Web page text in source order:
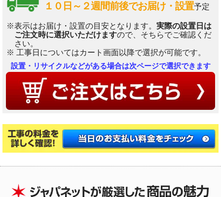
１０日～２週間前後でお届け・設置予定
※表示はお届け・設置の目安となります。 実際の設置日は
ご注文時に選択いただけますので、そちらでご確認くだ
さい。
※ 工事日についてはカート画面以降で選択が可能です。
設置・リサイクルなどがある場合は次ページで選択できます